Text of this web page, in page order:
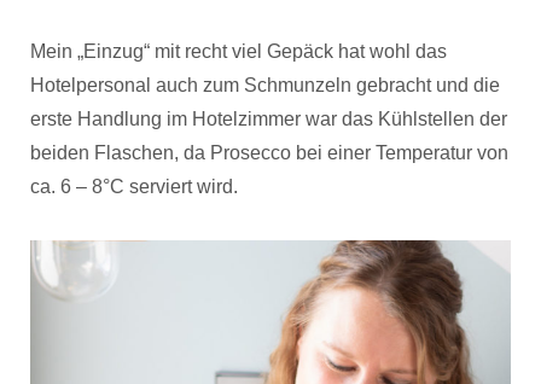
Mein „Einzug“ mit recht viel Gepäck hat wohl das
Hotelpersonal auch zum Schmunzeln gebracht und die
erste Handlung im Hotelzimmer war das Kühlstellen der
beiden Flaschen, da Prosecco bei einer Temperatur von
ca. 6 – 8°C serviert wird.